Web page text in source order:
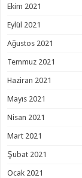
Ekim 2021
Eylül 2021
Ağustos 2021
Temmuz 2021
Haziran 2021
Mayıs 2021
Nisan 2021
Mart 2021
Şubat 2021
Ocak 2021